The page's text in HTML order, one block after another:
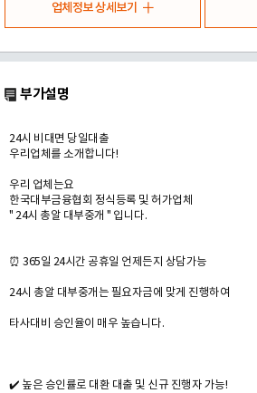
업체정보 상세보기
부가설명
24시 비대면 당일대출
우리업체를 소개합니다!
우리 업체는요
한국대부금융협회 정식등록 및 허가업체
" 24시 총알 대부중개 " 입니다.
⏰ 365일 24시간 공휴일 언제든지 상담가능
24시 총알 대부중개는 필요자금에 맞게 진행하여
타사대비 승인율이 매우 높습니다.
✔️ 높은 승인률로 대환 대출 및 신규 진행자 가능!